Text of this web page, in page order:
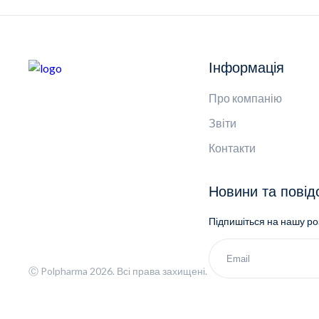
Ⓒ Polpharma 2026. Всі права захищені.
Інформація
Про компанію
Звіти
Контакти
Новини та
Підпишіться на нашу